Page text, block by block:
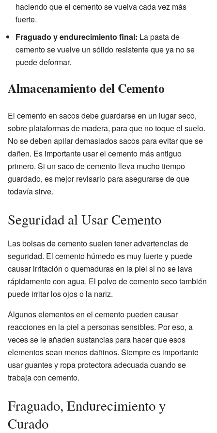
haciendo que el cemento se vuelva cada vez más
fuerte.
Fraguado y endurecimiento final: La pasta de
cemento se vuelve un sólido resistente que ya no se
puede deformar.
Almacenamiento del Cemento
El cemento en sacos debe guardarse en un lugar seco,
sobre plataformas de madera, para que no toque el suelo.
No se deben apilar demasiados sacos para evitar que se
dañen. Es importante usar el cemento más antiguo
primero. Si un saco de cemento lleva mucho tiempo
guardado, es mejor revisarlo para asegurarse de que
todavía sirve.
Seguridad al Usar Cemento
Las bolsas de cemento suelen tener advertencias de
seguridad. El cemento húmedo es muy fuerte y puede
causar irritación o quemaduras en la piel si no se lava
rápidamente con agua. El polvo de cemento seco también
puede irritar los ojos o la nariz.
Algunos elementos en el cemento pueden causar
reacciones en la piel a personas sensibles. Por eso, a
veces se le añaden sustancias para hacer que esos
elementos sean menos dañinos. Siempre es importante
usar guantes y ropa protectora adecuada cuando se
trabaja con cemento.
Fraguado, Endurecimiento y
Curado